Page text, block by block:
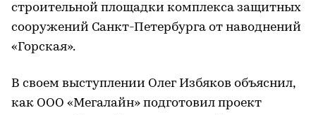
строительной площадки комплекса защитных
сооружений Санкт-Петербурга от наводнений
«Горская».
В своем выступлении Олег Избяков объяснил,
как ООО «Мегалайн» подготовил проект